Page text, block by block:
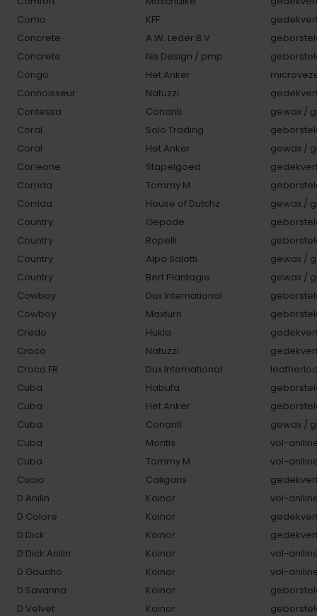
Como
KFF
Concrete
A.W. Leder B.V.
Concrete
Nix Design / pmp
Congo
Het Anker
Connoisseur
Natuzzi
Contessa
Conanti
gewax /
Coral
Solo Trading
Coral
Het Anker
gewax /
Corleone
Stapelgoed
Corrida
Tommy M
Corrida
House of Dutchz
gewax /
Country
Gepade
Country
Ropelli
Country
Alpa Salotti
gewax /
Country
Bert Plantagie
gewax /
Cowboy
Dux International
Cowboy
Maxfurn
Credo
Hukla
Croco
Natuzzi
Croco FR
Dux International
Cuba
Habufa
Cuba
Het Anker
Cuba
Conanti
gewax /
Cuba
Montis
vol-
Cuba
Tommy M
vol-
Cuoio
Caligaris
D Anilin
Koinor
vol-
D Colore
Koinor
D Dick
Koinor
D Dick Anilin
Koinor
vol-
D Gaucho
Koinor
vol-
D Savanna
Koinor
D Velvet
Koinor